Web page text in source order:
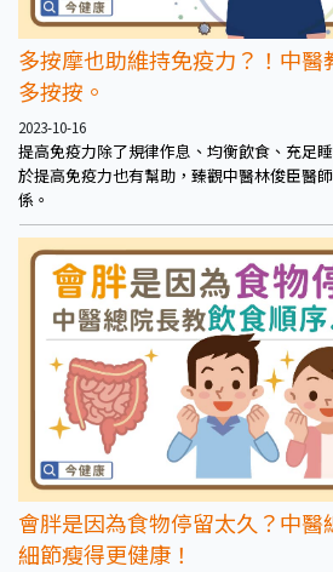
多按摩也助維持免疫力？！中
多按按。
2023-10-16
提高免疫力除了規律作息、均衡飲食、充足
於提高免疫力也有幫助，臻觀中醫林俊臣醫
係。
會胖是因為食物停留太久？中醫
細節瘦得更健康！